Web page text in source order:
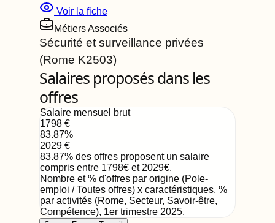
Voir la fiche
Métiers Associés
Sécurité et surveillance privées
(Rome K2503)
Salaires proposés dans les
offres
Salaire mensuel brut
1798 €
83.87%
2029 €
83.87% des offres proposent un salaire
compris entre 1798€ et 2029€.
Nombre et % d'offres par origine (Pole-
emploi / Toutes offres) x caractéristiques, %
par activités (Rome, Secteur, Savoir-être,
Compétence), 1er trimestre 2025.